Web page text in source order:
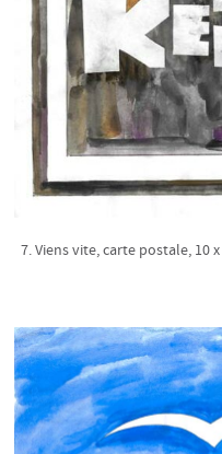
7. Viens vite, carte postale, 10